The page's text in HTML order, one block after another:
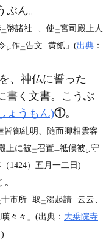
ん。
二幣諸社一 、使二宮司殿上人
レ作二告文一黄紙」(出典 ：
、神仏に誓った
書く文書。こうぶ
ょうもん)①。
御糺明、随而卿相雲客
上に被二召置一祗候被 レ守
1424）五月一二日)
十市所一取 二湯起請一云云、
嘆々々」(出典： 大乗院寺